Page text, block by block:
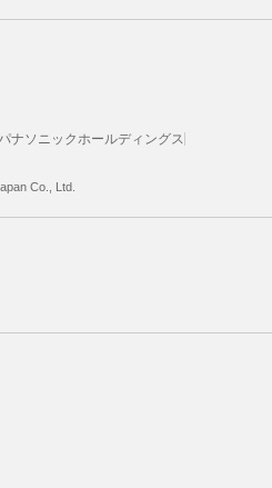
パナソニックホールディングス
Co., Ltd.